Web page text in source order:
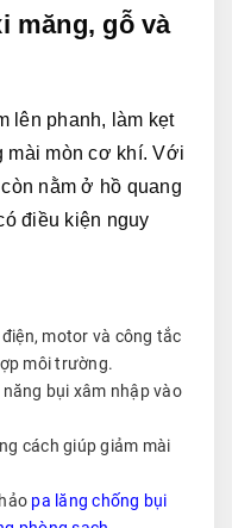
măng, gỗ và
lên phanh, làm kẹt
mài mòn cơ khí. Với
nằm ở hồ quang
điều kiện nguy
motor và công tắc
môi trường.
bụi xâm nhập vào
cách giúp giảm mài
pa lăng chống bụi